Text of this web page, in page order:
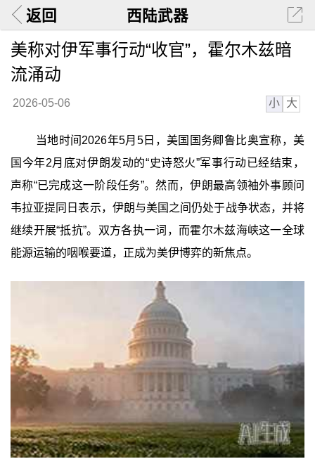
返回 西陆武器
美称对伊军事行动“收官”，霍尔木兹暗
流涌动
2026-05-06 小 大
当地时间2026年5月5日，美国国务卿鲁比奥宣称，美
国今年2月底对伊朗发动的“史诗怒火”军事行动已经结束，
声称“已完成这一阶段任务”。然而，伊朗最高领袖外事顾问
韦拉亚提同日表示，伊朗与美国之间仍处于战争状态，并将
继续开展“抵抗”。双方各执一词，而霍尔木兹海峡这一全球
能源运输的咽喉要道，正成为美伊博弈的新焦点。